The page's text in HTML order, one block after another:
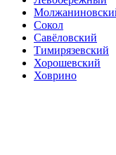
Сокол
Савёловский
Тимирязевский
Хорошевский
Ховрино